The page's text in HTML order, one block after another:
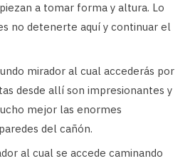
a tomar forma y altura. Lo
no detenerte aquí y continuar el
mirador al cual accederás por
desde allí son impresionantes y
mejor las enormes
del cañón.
al cual se accede caminando